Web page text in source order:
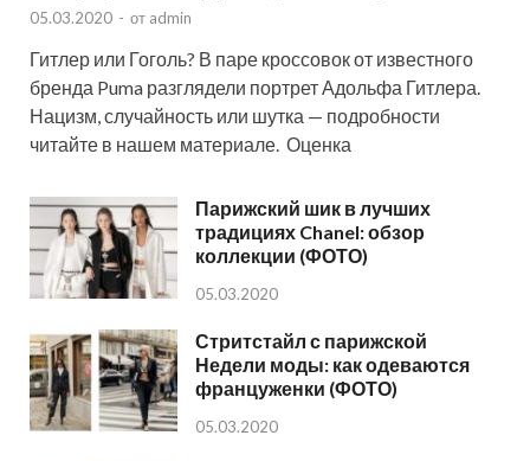
05.03.2020 - от admin
Гитлер или Гоголь? В паре кроссовок от известного
бренда Puma разглядели портрет Адольфа Гитлера.
Нацизм, случайность или шутка — подробности
читайте в нашем материале. Оценка
Парижский шик в лучших
традициях Chanel: обзор
коллекции (ФОТО)
05.03.2020
Стритстайл с парижской
Недели моды: как одеваются
француженки (ФОТО)
05.03.2020